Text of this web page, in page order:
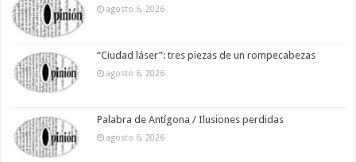
agosto 6, 2026
“Ciudad láser”: tres piezas de un rompecabezas
agosto 6, 2026
Palabra de Antígona / Ilusiones perdidas
agosto 6, 2026